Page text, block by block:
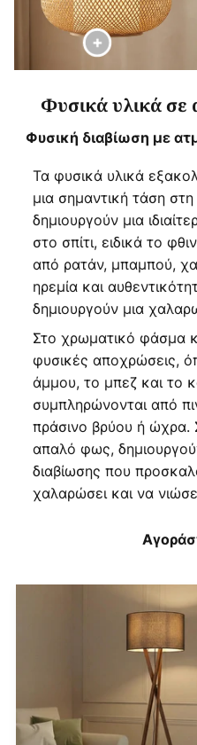
Φυσικά υλικά σε
Φυσική διαβίωση με
Τα φυσικά υλικά
μια σημαντική τάση
δημιουργούν μια
στο σπίτι, ειδικά το
από ρατάν, μπαμπού,
ηρεμία και
δημιουργούν μια
Στο χρωματικό φάσμα
φυσικές αποχρώσεις,
άμμου, το μπεζ και το
συμπληρώνονται από
πράσινο βρύου ή
απαλό φως,
διαβίωσης που
χαλαρώσει και να